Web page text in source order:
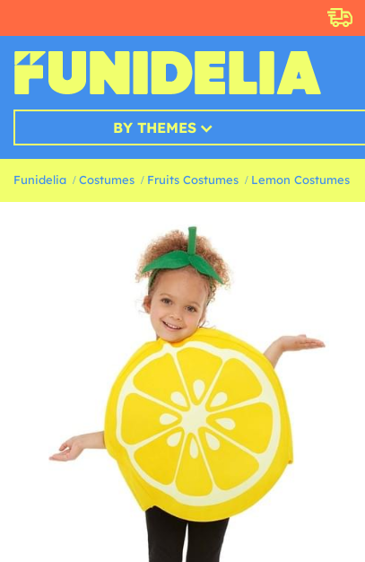
BY THEMES
Funidelia Costumes Fruits Costumes Lemon Costumes